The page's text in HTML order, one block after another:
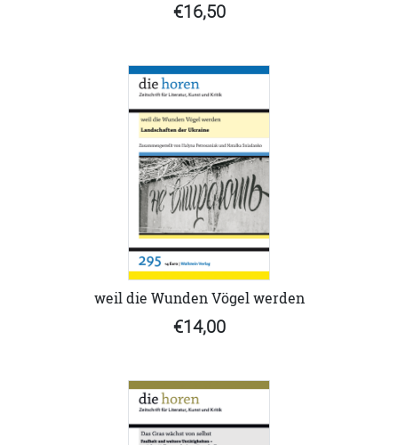
€16,50
weil die Wunden Vögel werden
€14,00